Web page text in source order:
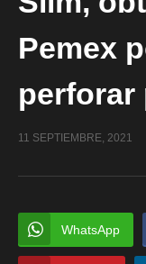
Pemex
perforar
11 SEPTIEMBRE, 2021
WhatsApp